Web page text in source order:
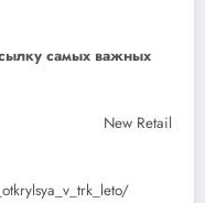
самых важных
New Retail